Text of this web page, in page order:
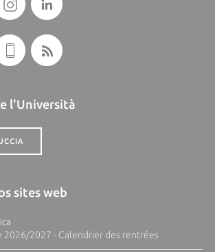
l'Università
sites web
2026/2027 - Calendrier des rentrées